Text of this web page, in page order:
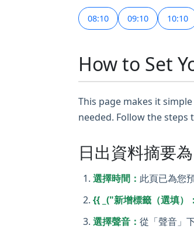
08:10 09:10 10:10
How to Set
This page makes it
needed. Follow the steps
日出資料摘要為
選擇時間： 此頁已為您
{{ _("新增標籤（選填）
選擇聲音： 從「聲音」